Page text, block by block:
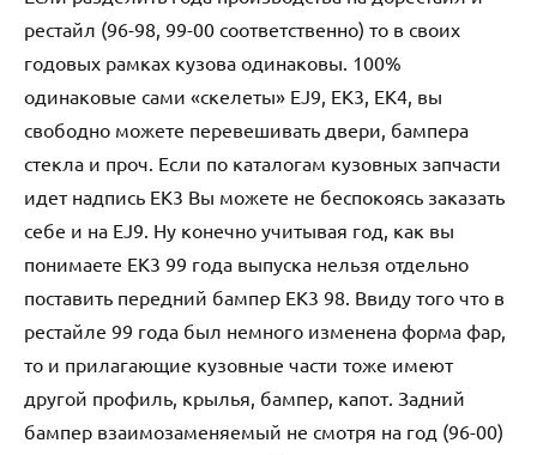
рестайл (96-98, 99-00 соответственно) то в своих
годовых рамках кузова одинаковы. 100%
одинаковые сами «скелеты» EJ9, EK3, EK4, вы
свободно можете перевешивать двери, бампера
стекла и проч. Если по каталогам кузовных запчасти
идет надпись EK3 Вы можете не беспокоясь заказать
себе и на EJ9. Ну конечно учитывая год, как вы
понимаете EK3 99 года выпуска нельзя отдельно
поставить передний бампер EK3 98. Ввиду того что в
рестайле 99 года был немного изменена форма фар,
то и прилагающие кузовные части тоже имеют
другой профиль, крылья, бампер, капот. Задний
бампер взаимозаменяемый не смотря на год (96-00)